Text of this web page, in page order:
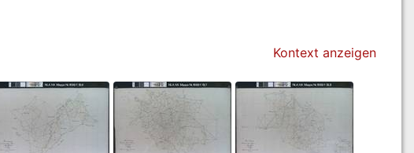
Kontext anzeigen